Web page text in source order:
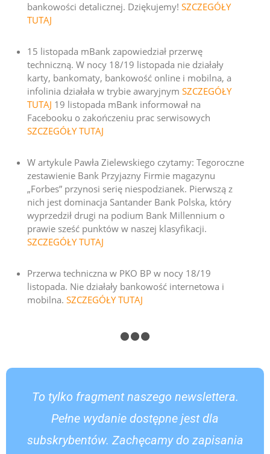
bankowości detalicznej. Dziękujemy! SZCZEGÓŁY
TUTAJ
15 listopada mBank zapowiedział przerwę
techniczną. W nocy 18/19 listopada nie działały
karty, bankomaty, bankowość online i mobilna, a
infolinia działała w trybie awaryjnym SZCZEGÓŁY
TUTAJ 19 listopada mBank informował na
Facebooku o zakończeniu prac serwisowych
SZCZEGÓŁY TUTAJ
W artykule Pawła Zielewskiego czytamy: Tegoroczne
zestawienie Bank Przyjazny Firmie magazynu
„Forbes” przynosi serię niespodzianek. Pierwszą z
nich jest dominacja Santander Bank Polska, który
wyprzedził drugi na podium Bank Millennium o
prawie sześć punktów w naszej klasyfikacji.
SZCZEGÓŁY TUTAJ
Przerwa techniczna w PKO BP w nocy 18/19
listopada. Nie działały bankowość internetowa i
mobilna. SZCZEGÓŁY TUTAJ
To tylko fragment naszego newslettera.
Pełne wydanie dostępne jest dla
subskrybentów. Zachęcamy do zapisania